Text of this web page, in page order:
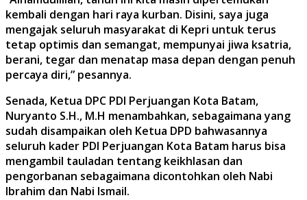
kembali dengan hari raya kurban. Disini, saya juga
mengajak seluruh masyarakat di Kepri untuk terus
tetap optimis dan semangat, mempunyai jiwa ksatria,
berani, tegar dan menatap masa depan dengan penuh
percaya diri,” pesannya.
Senada, Ketua DPC PDI Perjuangan Kota Batam,
Nuryanto S.H., M.H menambahkan, sebagaimana yang
sudah disampaikan oleh Ketua DPD bahwasannya
seluruh kader PDI Perjuangan Kota Batam harus bisa
mengambil tauladan tentang keikhlasan dan
pengorbanan sebagaimana dicontohkan oleh Nabi
Ibrahim dan Nabi Ismail.